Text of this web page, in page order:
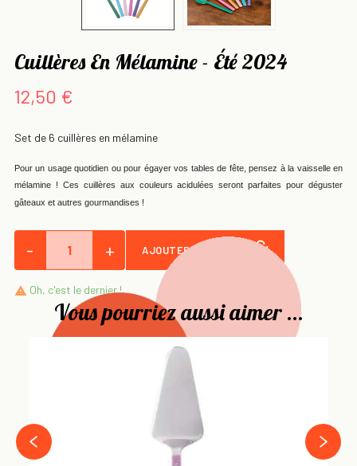
Cuillères En Mélamine - Été 2024
12,50 €
Set de 6 cuillères en mélamine
Pour un usage quotidien ou pour égayer vos tables de fête, pensez à la vaisselle en
mélamine ! Ces cuillères aux couleurs acidulées seront parfaites pour déguster
gâteaux et autres gourmandises !
- + AJOUTER AU PANIER
 Oh, c'est le dernier !
Vous pourriez aussi aimer ...
‹
›